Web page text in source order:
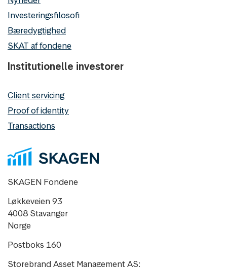
Investeringsfilosofi
Bæredygtighed
SKAT af fondene
Institutionelle investorer
Client servicing
Proof of identity
Transactions
SKAGEN Fondene
Løkkeveien 93
4008 Stavanger
Norge
Postboks 160
Storebrand Asset Management AS: